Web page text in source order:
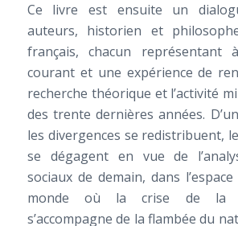
Ce livre est ensuite un
auteurs, historien et
français, chacun
courant et une expérience de
recherche théorique et l’activité
des trente dernières années.
les divergences se redistribuent,
se dégagent en vue de
sociaux de demain, dans
monde où la crise de la
s’accompagne de la flambée du